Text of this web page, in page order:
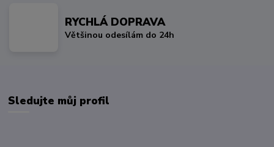
RYCHLÁ DOPRAVA
Většinou odesílám do 24h
Sledujte můj profil